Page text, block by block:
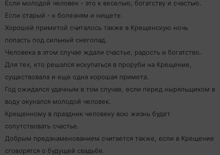
Если молодой человек - это к веселью, богатству и счастью.
Если старый - к болезням и нищете.
Хорошей приметой считалось также в Крещенскую ночь
попасть под сильный снегопад.
Человека в этом случае ждали счастье, радость и богатство.
Для тех, кто решался искупаться в проруби на Крещение,
существовала и еще одна хорошая примета.
Год ожидался удачным в том случае, если перед ныряльщиком в
воду окунался молодой человек.
Крещенному в праздник человеку всю жизнь будет
сопутствовать счастье.
Добрым предзнаменованием считается также, если в Крещение
сговорятся о будущей свадьбе.